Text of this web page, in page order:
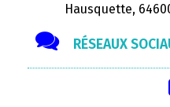
Hausquette,
RÉSEAUX